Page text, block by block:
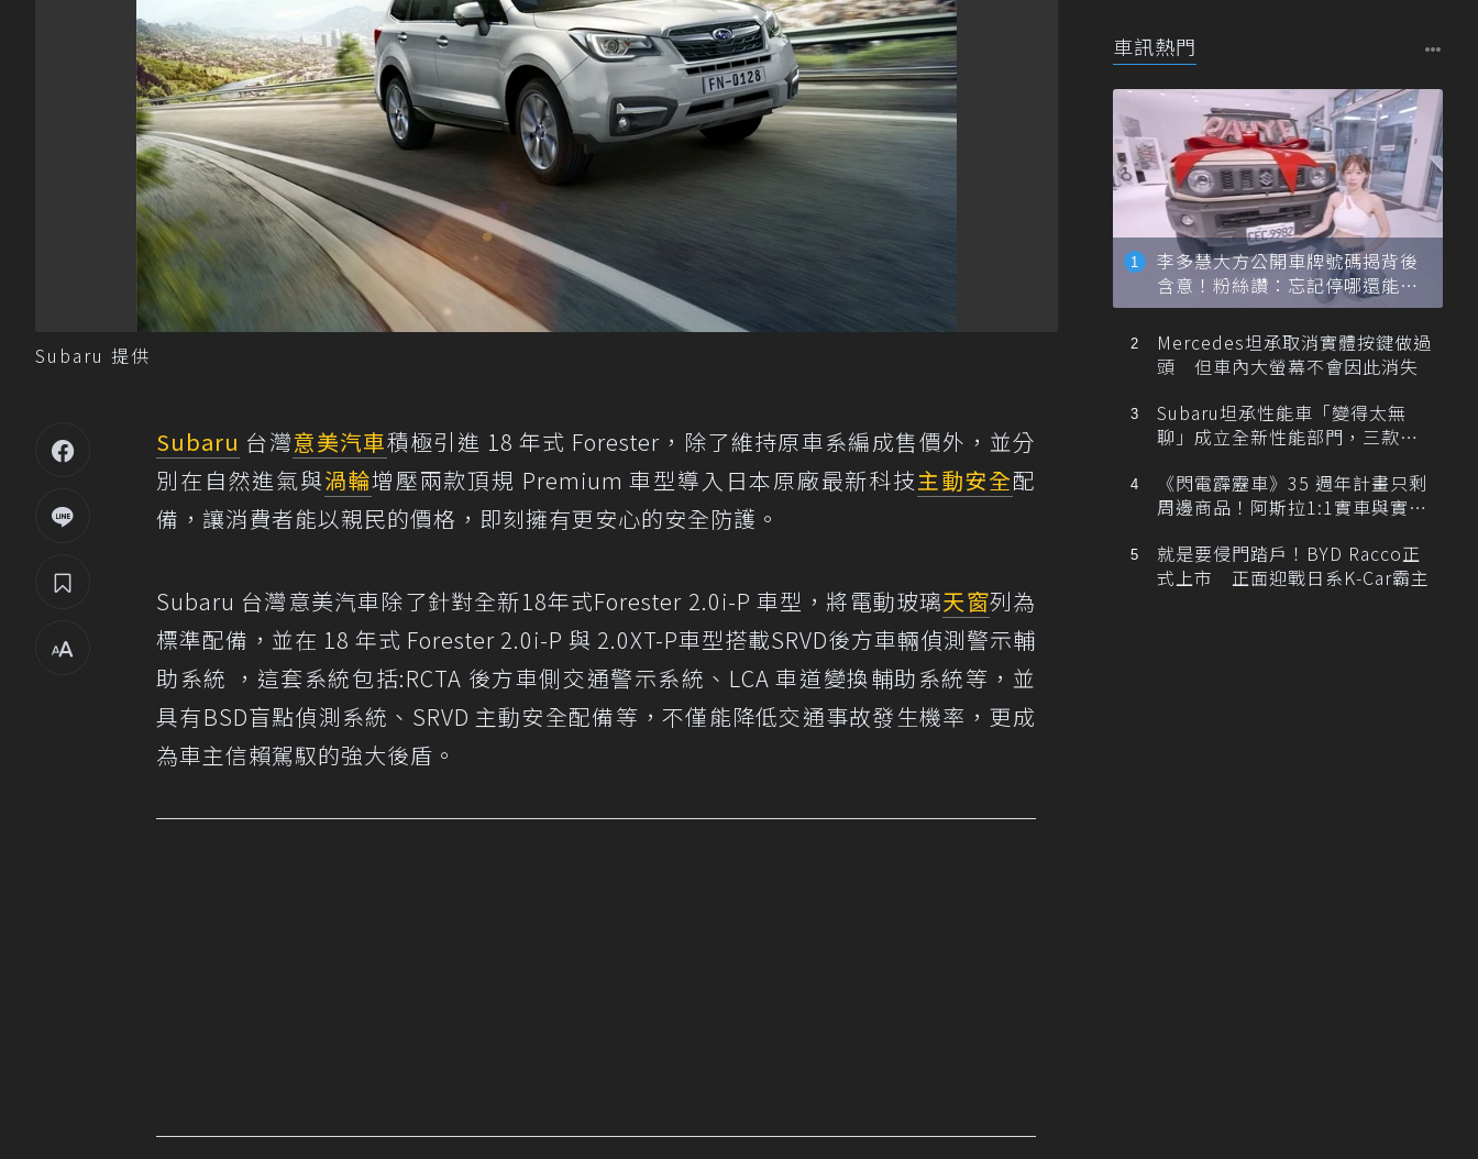
Subaru 提供
Subaru 台灣意美汽車積極引進 18 年式 Forester，除了維持原車系編成售價外，並分
別在自然進氣與渦輪增壓兩款頂規 Premium 車型導入日本原廠最新科技主動安全配
備，讓消費者能以親民的價格，即刻擁有更安心的安全防護。
Subaru 台灣意美汽車除了針對全新18年式Forester 2.0i-P 車型，將電動玻璃天窗列為
標準配備，並在 18 年式 Forester 2.0i-P 與 2.0XT-P車型搭載SRVD後方車輛偵測警示輔
助系統 ，這套系統包括:RCTA 後方車側交通警示系統、LCA 車道變換輔助系統等，並
具有BSD盲點偵測系統、SRVD 主動安全配備等，不僅能降低交通事故發生機率，更成
為車主信賴駕馭的強大後盾。
車訊熱門
李多慧大方公開車牌號碼揭背後
含意！粉絲讚：忘記停哪還能幫
忙找車
Mercedes坦承取消實體按鍵做過
頭 但車內大螢幕不會因此消失
Subaru坦承性能車「變得太無
聊」成立全新性能部門，三款手
《閃電霹靂車》35 週年計畫只剩
周邊商品！阿斯拉1:1實車與實體
就是要侵門踏戶！BYD Racco正
式上市 正面迎戰日系K-Car霸主